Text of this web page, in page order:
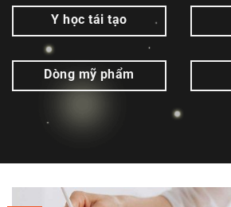
Y học tái tạo
Dòng mỹ phẩm